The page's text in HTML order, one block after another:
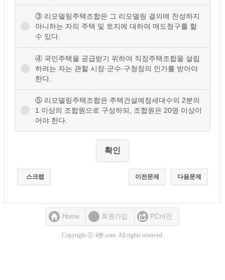
③ 리모델링주택조합은 그 리모델링 결의에 찬성하지
아니하는 자의 주택 및 토지에 대하여 매도청구를 할
수 있다.
④ 국민주택을 공급받기 위하여 직장주택조합을 설립
하려는 자는 관할 시장·군수·구청장의 인가를 받아야
한다.
⑤ 리모델링주택조합은 주택건설예정세대수의 2분의
1 이상의 조합원으로 구성하되, 조합원은 20명 이상이
어야 한다.
스크랩 다음문제
이전문제
Home 회원가입 PC버전
Copyright ⓒ 4뿐.com. All rights reserved.